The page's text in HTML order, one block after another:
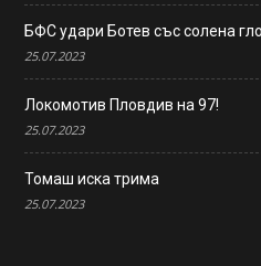
БФС удари Ботев със солена
25.07.2023
Локомотив Пловдив на 97!
25.07.2023
Томаш иска трима
25.07.2023